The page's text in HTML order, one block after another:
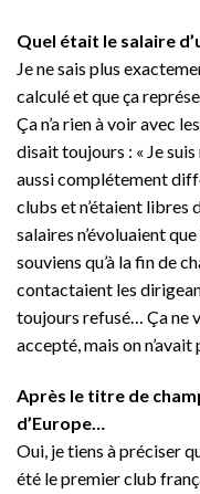
Quel était le salaire
Je ne sais plus
calculé et que ça
Ça n’a rien à voir avec
disait toujours : « Je
aussi complétement
clubs et n’étaient libres
salaires n’évoluaient
souviens qu’à la fin de
contactaient les
toujours refusé… Ça ne
accepté, mais on
Après le titre de
d’Europe…
Oui, je tiens à préciser
été le premier club